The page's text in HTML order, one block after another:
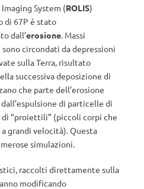
System (ROLIS)
di 67P è stato
dall’erosione. Massi
circondati da depressioni
sulla Terra, risultato
successiva deposizione di
che parte dell’erosione
di particelle di
“proiettili” (piccoli corpi che
grandi velocità). Questa
simulazioni.
raccolti direttamente sulla
modificando